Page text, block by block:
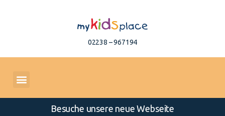
02238 – 967194
Besuche unsere neue Webseite